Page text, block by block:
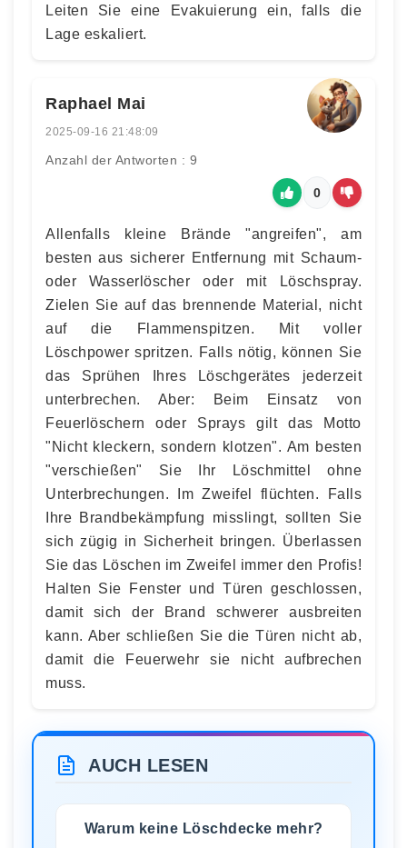
Leiten Sie eine Evakuierung ein, falls die
Lage eskaliert.
Raphael Mai
2025-09-16 21:48:09
Anzahl der Antworten : 9
0
Allenfalls kleine Brände "angreifen", am
besten aus sicherer Entfernung mit Schaum-
oder Wasserlöscher oder mit Löschspray.
Zielen Sie auf das brennende Material, nicht
auf die Flammenspitzen. Mit voller
Löschpower spritzen. Falls nötig, können Sie
das Sprühen Ihres Löschgerätes jederzeit
unterbrechen. Aber: Beim Einsatz von
Feuerlöschern oder Sprays gilt das Motto
"Nicht kleckern, sondern klotzen". Am besten
"verschießen" Sie Ihr Löschmittel ohne
Unterbrechungen. Im Zweifel flüchten. Falls
Ihre Brandbekämpfung misslingt, sollten Sie
sich zügig in Sicherheit bringen. Überlassen
Sie das Löschen im Zweifel immer den Profis!
Halten Sie Fenster und Türen geschlossen,
damit sich der Brand schwerer ausbreiten
kann. Aber schließen Sie die Türen nicht ab,
damit die Feuerwehr sie nicht aufbrechen
muss.
AUCH LESEN
Warum keine Löschdecke mehr?